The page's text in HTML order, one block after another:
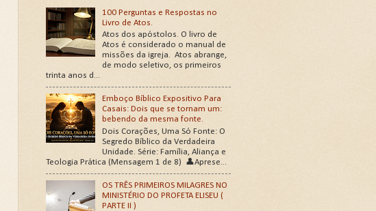
100 Perguntas e Respostas no
Livro de Atos.
Atos dos apóstolos. O livro de
Atos é considerado o manual de
missões da igreja. Atos abrange,
de modo seletivo, os primeiros
trinta anos d...
Emboço Bíblico Expositivo Para
Casais: Dois que se tornam um:
bebendo da mesma fonte.
Dois Corações, Uma Só Fonte: O
Segredo Bíblico da Verdadeira
Unidade. Série: Família, Aliança e
Teologia Prática (Mensagem 1 de 8) 👤Aprese...
OS TRÊS PRIMEIROS MILAGRES NO
MINISTÉRIO DO PROFETA ELISEU (
PARTE II )